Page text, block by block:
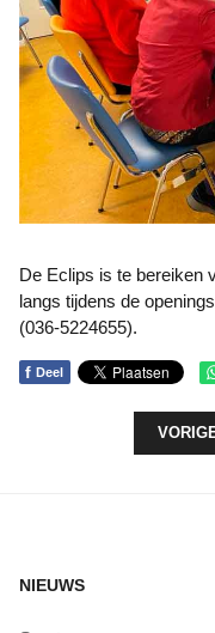
De Eclips is te bereiken via de Meermin (Kerkplein 20). Kom
langs tijdens de
(036-5224655).
f Deel
VORIG
NIEUWS